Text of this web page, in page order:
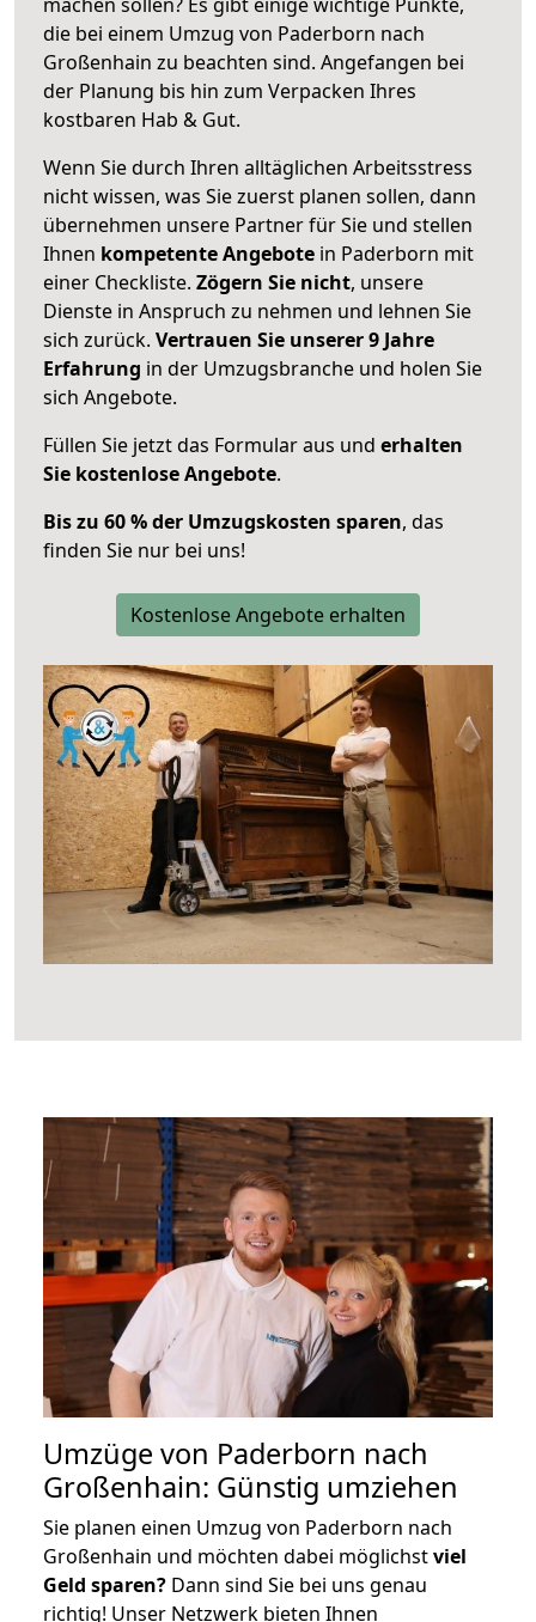
die bei einem Umzug von Paderborn nach
Großenhain zu beachten sind. Angefangen bei
der Planung bis hin zum Verpacken Ihres
kostbaren Hab & Gut.
Wenn Sie durch Ihren alltäglichen Arbeitsstress
nicht wissen, was Sie zuerst planen sollen, dann
übernehmen unsere Partner für Sie und stellen
Ihnen kompetente Angebote in Paderborn mit
einer Checkliste. Zögern Sie nicht, unsere
Dienste in Anspruch zu nehmen und lehnen Sie
sich zurück. Vertrauen Sie unserer 9 Jahre
Erfahrung in der Umzugsbranche und holen Sie
sich Angebote.
Füllen Sie jetzt das Formular aus und erhalten
Sie kostenlose Angebote.
Bis zu 60 % der Umzugskosten sparen, das
finden Sie nur bei uns!
Kostenlose Angebote erhalten
Umzüge von Paderborn nach
Großenhain: Günstig umziehen
Sie planen einen Umzug von Paderborn nach
Großenhain und möchten dabei möglichstviel
Geld sparen? Dann sind Sie bei uns genau
richtig! Unser Netzwerk bieten Ihnen